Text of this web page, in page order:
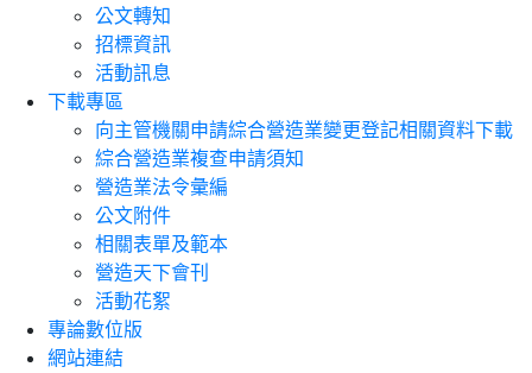
公文轉知
招標資訊
活動訊息
下載專區
向主管機關申請綜合營造業變更登記相關資料下載
綜合營造業複查申請須知
營造業法令彙編
公文附件
相關表單及範本
營造天下會刊
活動花絮
專論數位版
網站連結